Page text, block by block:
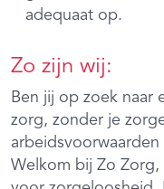
adequaat op.
Zo zijn wij:
Ben jij op zoek naar
zorg, zonder je
Welkom bij Zo Zorg,